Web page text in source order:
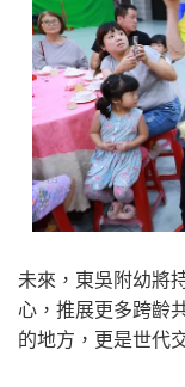
未來，東吳附幼將
心，推展更多跨齡
的地方，更是世代